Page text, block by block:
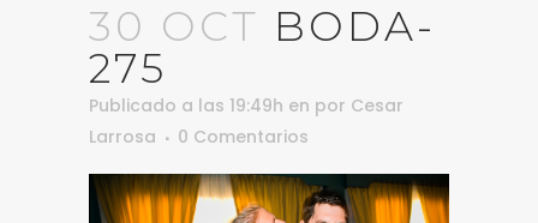
30 OCT BODA-
275
Publicado a las 19:49h en por Cesar
Larrosa
0 Comentarios